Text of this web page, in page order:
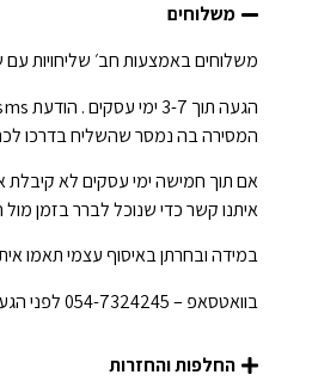
משלוחים
משלוחים באמצעות חב׳ שליחויות
המסירה בה נמסר שהשליח בדרכו
אם תוך חמישה ימי עסקים לא
איתנו קשר כדי שנוכל לברר בזמן
במידה ובחרתן באיסוף עצמי תאמו
בוואטסאפ – 054-7324245 לפני הגעתכן לחנות.
החלפות והחזרות